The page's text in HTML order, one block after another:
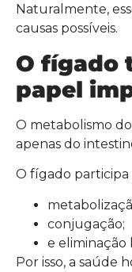
Naturalmente,
causas possíveis.
O fígado
papel
O metabolismo
apenas do
O fígado
conjugação;
e eliminação
Por isso, a saúde